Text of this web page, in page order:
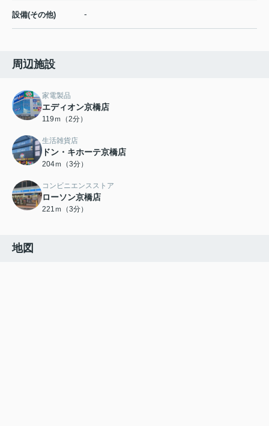
設備(その他) -
周辺施設
家電製品
エディオン京橋店
119ｍ（2分）
生活雑貨店
ドン・キホーテ京橋店
204ｍ（3分）
コンビニエンスストア
ローソン京橋店
221ｍ（3分）
地図